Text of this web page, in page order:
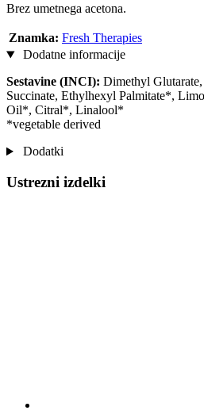
Brez umetnega acetona.
Znamka: Fresh Therapies
Dodatne informacije
Sestavine (INCI): Dimethyl
Succinate, Ethylhexyl Palmitate*,
Oil*, Citral*, Linalool*
*vegetable derived
Dodatki
Ustrezni izdelki